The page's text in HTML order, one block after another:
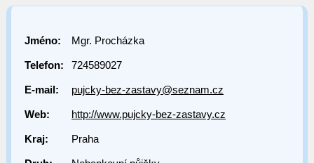
Jméno: Mgr. Procházka
Telefon: 724589027
E-mail: pujcky-bez-zastavy@seznam.cz
Web: http://www.pujcky-bez-zastavy.cz
Kraj: Praha